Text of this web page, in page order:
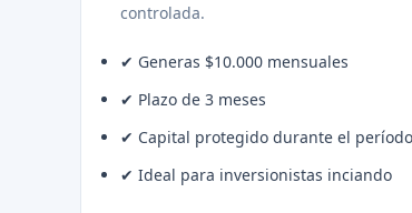
controlada.
✔ Generas $10.000 mensuales
✔ Plazo de 3 meses
✔ Capital protegido durante el período
✔ Ideal para inversionistas inciando